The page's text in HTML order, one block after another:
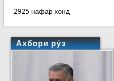
2925 нафар хонд
Ахбори рӯз